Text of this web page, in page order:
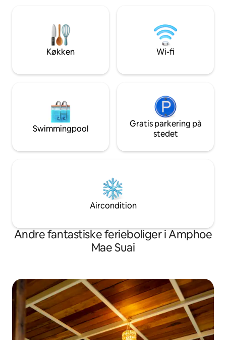
Minibar på værelset med økologisk te og
øjeblik". Fordi vi ikke har travlt her, er der
tid til, at du kan være sammen med dig
panoramaudsigt
regnbruser,
Køkken Wi-fi
Swimmingpool
Gratis parkering på
stedet
Aircondition
Andre fantastiske ferieboliger i Amphoe
Mae Suai